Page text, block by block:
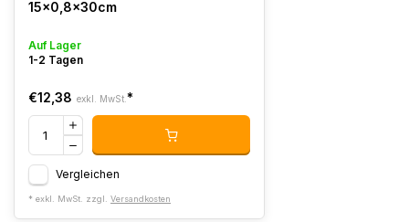
15x0,8x30cm
Auf Lager
1-2 Tagen
€12,38 exkl. MwSt. *
Vergleichen
* exkl. MwSt. zzgl. Versandkosten